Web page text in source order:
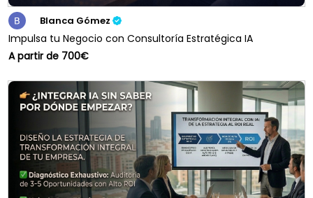
Blanca Gómez
Impulsa tu Negocio con Consultoría Estratégica IA
A partir de 700€